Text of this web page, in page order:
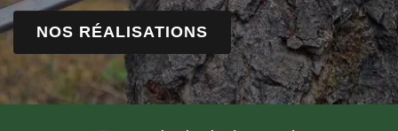
NOS RÉALISATIONS